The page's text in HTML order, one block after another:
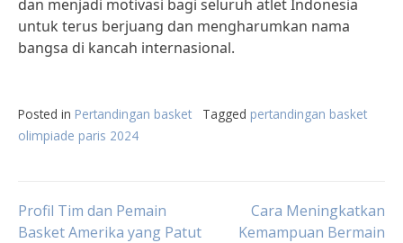
dan menjadi motivasi bagi seluruh atlet Indonesia
untuk terus berjuang dan mengharumkan nama
bangsa di kancah internasional.
Posted in Pertandingan basket Tagged pertandingan basket
olimpiade paris 2024
Post
Profil Tim dan Pemain
Basket Amerika yang Patut
Cara Meningkatkan
Kemampuan Bermain